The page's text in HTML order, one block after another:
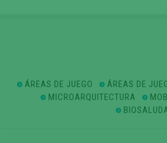
ÁREAS DE JUEGO ÁREAS DE
MICROARQUITECTURA